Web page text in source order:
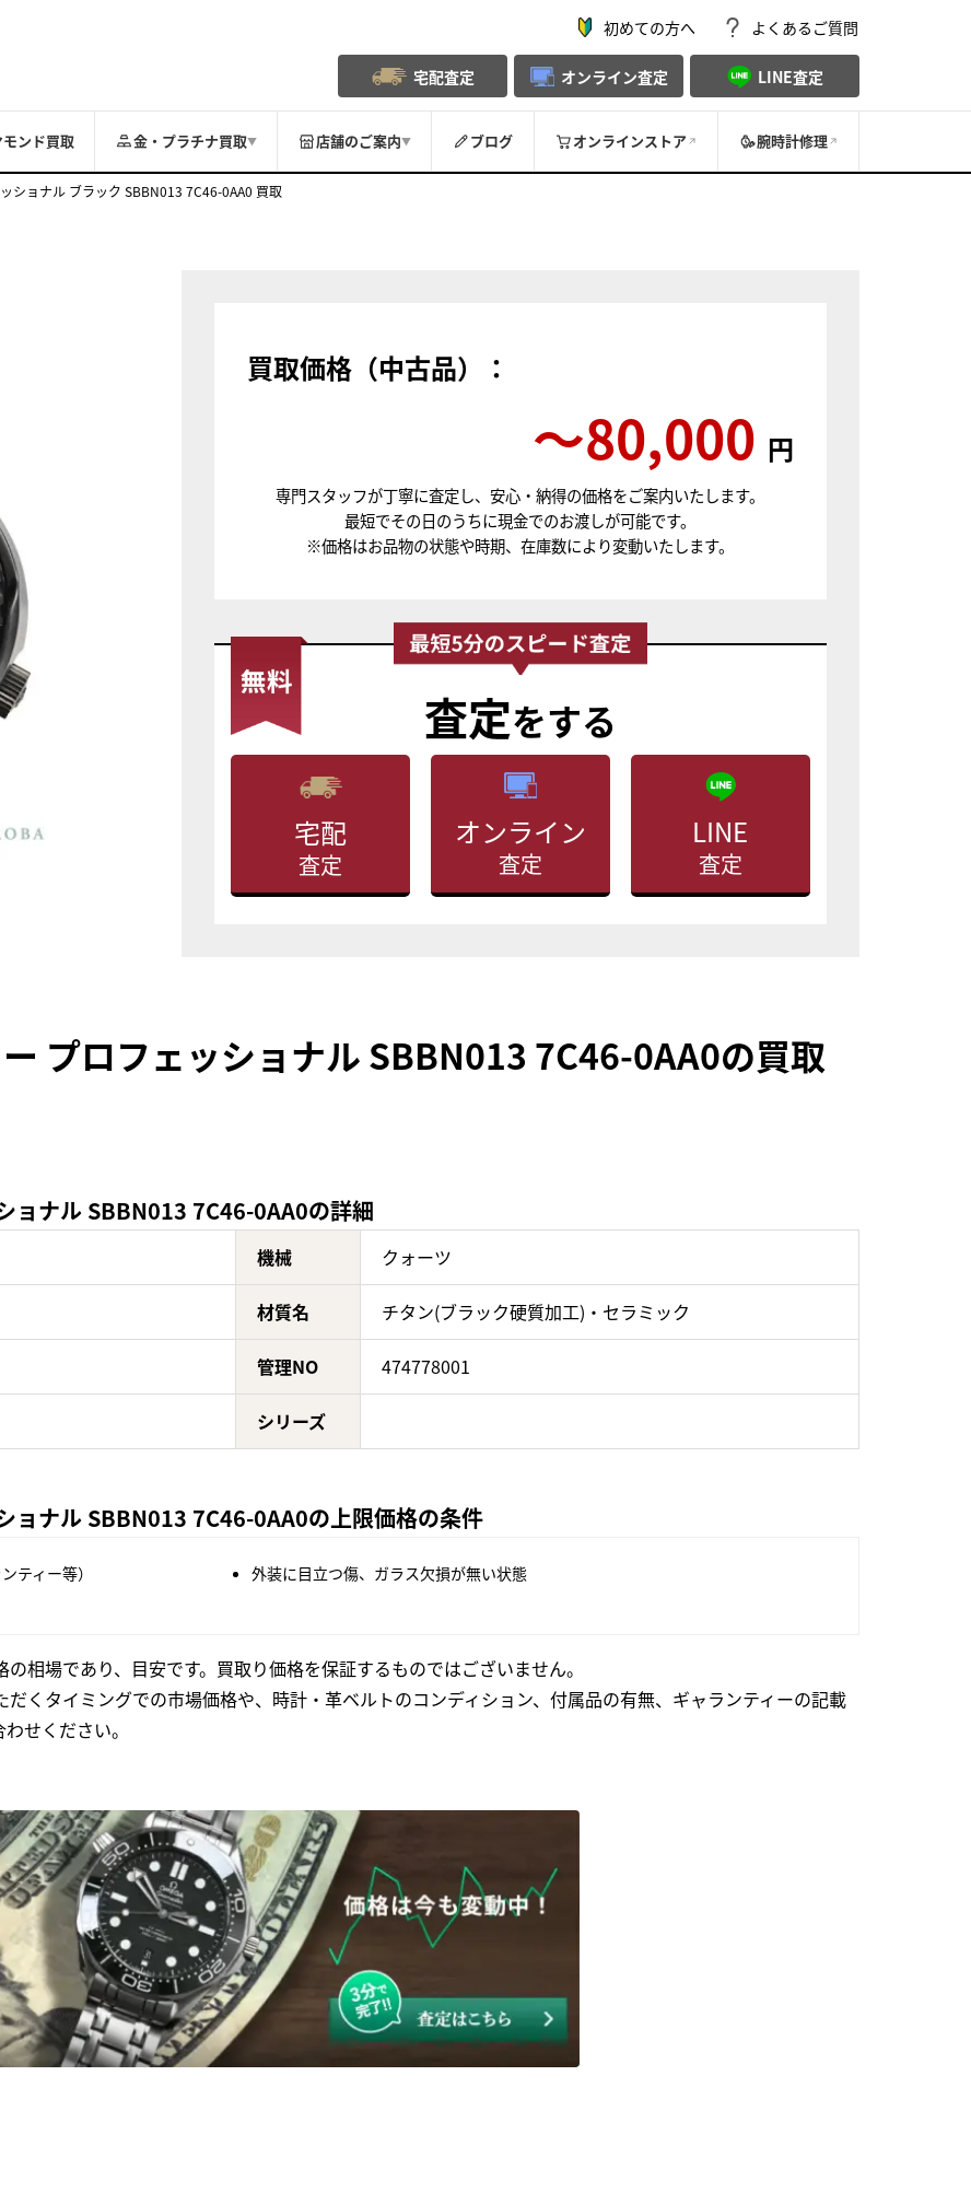
初めての方へ よくあるご質問
宅配査定 オンライン査定 LINE査定
ンド買取 金・プラチナ買取▼ 店舗のご案内▼ ブログ オンラインストア 腕時計修理
ショナル ブラック SBBN013 7C46-0AA0 買取
買取価格（中古品）：
〜80,000 円
専門スタッフが丁寧に査定し、安心・納得の価格をご案内いたします。
最短でその日のうちに現金でのお渡しが可能です。
※価格はお品物の状態や時期、在庫数により変動いたします。
査定をする
宅配
査定
オンライン
査定
LINE
査定
プロフェッショナル SBBN013 7C46-0AA0の買取
ョナル SBBN013 7C46-0AA0の詳細
機械 クォーツ
材質名 チタン(ブラック硬質加工)・セラミック
管理NO 474778001
シリーズ
ョナル SBBN013 7C46-0AA0の上限価格の条件
ティー等）
外装に目立つ傷、ガラス欠損が無い状態
相場であり、目安です。買取り価格を保証するものではございません。
くタイミングでの市場価格や、時計・革ベルトのコンディション、付属品の有無、ギャランティーの記載
せください。